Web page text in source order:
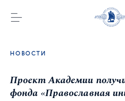
НОВОСТИ
Проект Академии
фонда «Православная